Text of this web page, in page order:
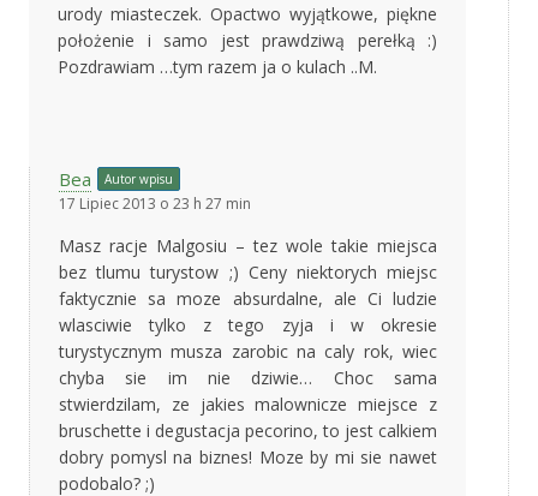
urody miasteczek. Opactwo wyjątkowe, piękne
położenie i samo jest prawdziwą perełką :)
Pozdrawiam …tym razem ja o kulach ..M.
Bea Autor wpisu
17 Lipiec 2013 o 23 h 27 min
Masz racje Malgosiu – tez wole takie miejsca
bez tlumu turystow ;) Ceny niektorych miejsc
faktycznie sa moze absurdalne, ale Ci ludzie
wlasciwie tylko z tego zyja i w okresie
turystycznym musza zarobic na caly rok, wiec
chyba sie im nie dziwie… Choc sama
stwierdzilam, ze jakies malownicze miejsce z
bruschette i degustacja pecorino, to jest calkiem
dobry pomysl na biznes! Moze by mi sie nawet
podobalo? ;)